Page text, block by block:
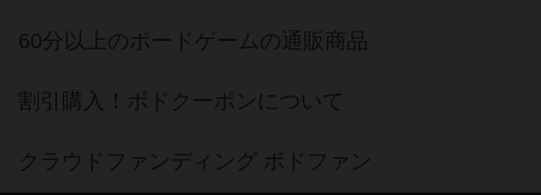
60分以上のボードゲームの通販商品
割引購入！ボドクーポンについて
クラウドファンディング ボドファン